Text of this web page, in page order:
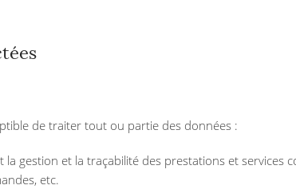
de traiter tout ou partie des données :
gestion et la traçabilité des prestations et services
etc.